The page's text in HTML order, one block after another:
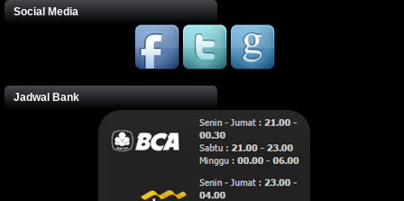
Social Media
Jadwal Bank